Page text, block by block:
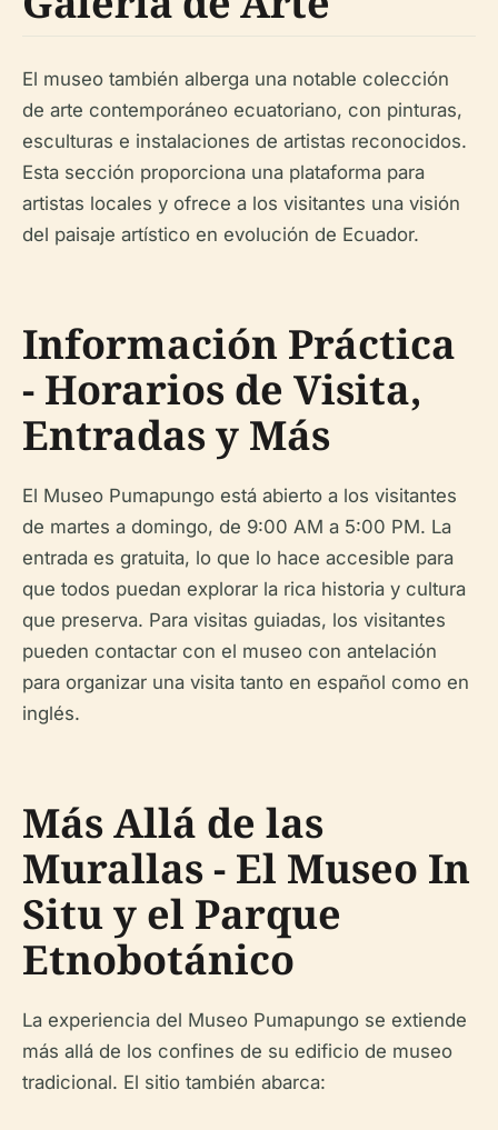
El museo también alberga una notable colección
de arte contemporáneo ecuatoriano, con pinturas,
esculturas e instalaciones de artistas reconocidos.
Esta sección proporciona una plataforma para
artistas locales y ofrece a los visitantes una visión
del paisaje artístico en evolución de Ecuador.
Información Práctica
- Horarios de Visita,
Entradas y Más
El Museo Pumapungo está abierto a los visitantes
de martes a domingo, de 9:00 AM a 5:00 PM. La
entrada es gratuita, lo que lo hace accesible para
que todos puedan explorar la rica historia y cultura
que preserva. Para visitas guiadas, los visitantes
pueden contactar con el museo con antelación
para organizar una visita tanto en español como en
inglés.
Más Allá de las
Murallas - El Museo In
Situ y el Parque
Etnobotánico
La experiencia del Museo Pumapungo se extiende
más allá de los confines de su edificio de museo
tradicional. El sitio también abarca: